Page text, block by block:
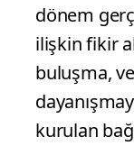
dönem
ilişkin fikir
buluşma,
kurulan